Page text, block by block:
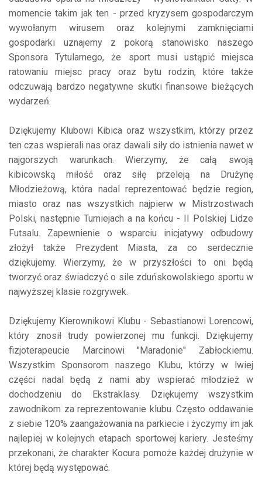
momencie takim jak ten - przed kryzysem gospodarczym
wywołanym wirusem oraz kolejnymi zamknięciami
gospodarki uznajemy z pokorą stanowisko naszego
Sponsora Tytularnego, że sport musi ustąpić miejsca
ratowaniu miejsc pracy oraz bytu rodzin, które także
odczuwają bardzo negatywne skutki finansowe bieżących
wydarzeń.
Dziękujemy Klubowi Kibica oraz wszystkim, którzy przez
ten czas wspierali nas oraz dawali siły do istnienia nawet w
najgorszych warunkach. Wierzymy, że całą swoją
kibicowską miłość oraz siłę przeleją na Drużynę
Młodzieżową, która nadal reprezentować będzie region,
miasto oraz nas wszystkich najpierw w Mistrzostwach
Polski, następnie Turniejach a na końcu - II Polskiej Lidze
Futsalu. Zapewnienie o wsparciu inicjatywy odbudowy
złożył także Prezydent Miasta, za co serdecznie
dziękujemy. Wierzymy, że w przyszłości to oni będą
tworzyć oraz świadczyć o sile zduńskowolskiego sportu w
najwyższej klasie rozgrywek.
Dziękujemy Kierownikowi Klubu - Sebastianowi Lorencowi,
który znosił trudy powierzonej mu funkcji. Dziękujemy
fizjoterapeucie Marcinowi "Maradonie" Zabłockiemu.
Wszystkim Sponsorom naszego Klubu, którzy w lwiej
części nadal będą z nami aby wspierać młodzież w
dochodzeniu do Ekstraklasy. Dziękujemy wszystkim
zawodnikom za reprezentowanie klubu. Często oddawanie
z siebie 120% zaangażowania na parkiecie i życzymy im jak
najlepiej w kolejnych etapach sportowej kariery. Jesteśmy
przekonani, że charakter Kocura pomoże każdej drużynie w
której będą występować.